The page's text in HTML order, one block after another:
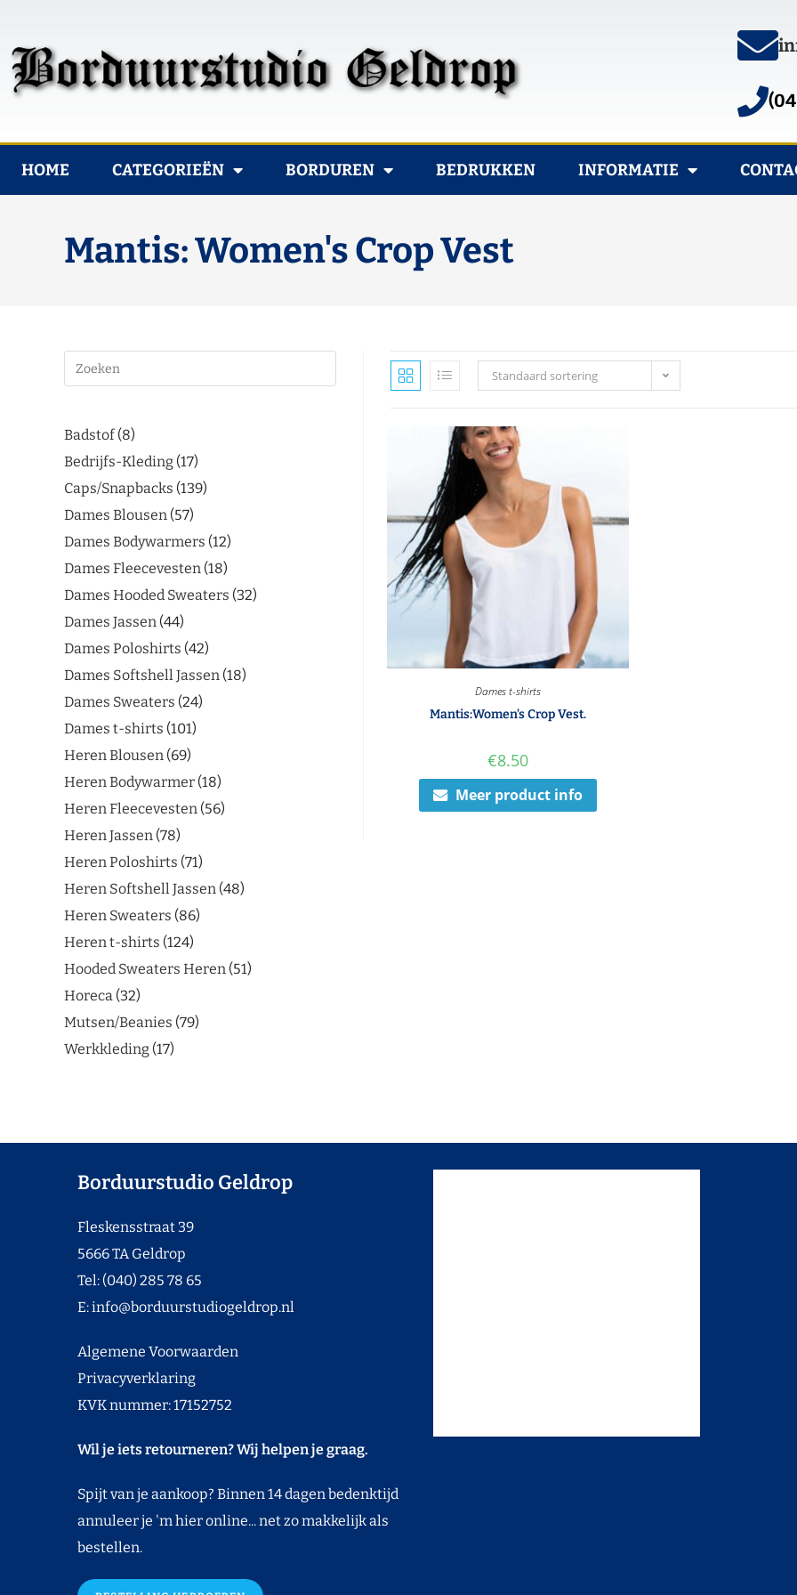
HOME CATEGORIEËN BORDUREN BEDRUKKEN INFORMATIE
Mantis: Women's Crop Vest
Standaard sortering
Dames t-shirts
Mantis:Women’s Crop Vest.
€8.50
Meer product info
Badstof 8
Bedrijfs-Kleding 17
Caps/Snapbacks 139
Dames Blousen 57
Dames Bodywarmers 12
Dames Fleecevesten 18
Dames Hooded Sweaters 32
Dames Jassen 44
Dames Poloshirts 42
Dames Softshell Jassen 18
Dames Sweaters 24
Dames t-shirts 101
Heren Blousen 69
Heren Bodywarmer 18
Heren Fleecevesten 56
Heren Jassen 78
Heren Poloshirts 71
Heren Softshell Jassen 48
Heren Sweaters 86
Heren t-shirts 124
Hooded Sweaters Heren 51
Horeca 32
Mutsen/Beanies 79
Werkkleding 17
Borduurstudio Geldrop
Fleskensstraat 39
5666 TA Geldrop
Tel: (040) 285 78 65
E:info@borduurstudiogeldrop.nl
Algemene Voorwaarden
Privacyverklaring
KVK nummer: 17152752
Wil je iets retourneren? Wij helpen je graag.
Spijt van je aankoop? Binnen 14 dagen bedenktijd
annuleer je 'm hier online... net zo makkelijk als
bestellen.